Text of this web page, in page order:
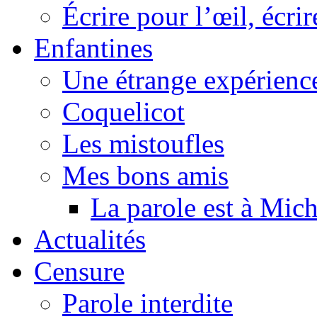
Écrire pour l’œil,
Enfantines
Une étrange
Coquelicot
Les mistoufles
Mes bons amis
La parole est à
Actualités
Censure
Parole interdite